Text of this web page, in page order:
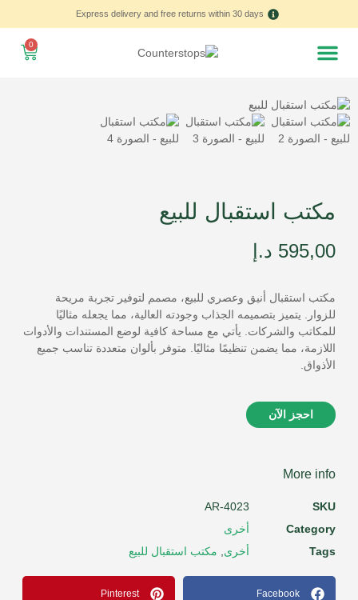
Express delivery and free returns within 30 days
0
مكتب استقبال للبيع
595,00 د.إ
مكتب استقبال أنيق وعصري للبيع، مصمم لتوفير تجربة مريحة
للزوار. يتميز بتصميمه الجذاب وجودته العالية، مما يجعله مثاليًا
للمكاتب والشركات. يأتي مع مساحة كافية لوضع المستندات والأدوات
اللازمة، مما يضمن تنظيمًا مثاليًا. متوفر بألوان متعددة تناسب جميع
الأذواق.
احجز الآن
More info
SKU
AR-4023
Category
أخرى
Tags
أخرى مكتب استقبال للبيع
Facebook
Pinterest